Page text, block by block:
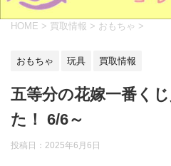
HOME > 買取情報 > おもちゃ >
おもちゃ 玩具 買取情報
五等分の花嫁一番く
た！ 6/6～
投稿日： 2025年6月6日